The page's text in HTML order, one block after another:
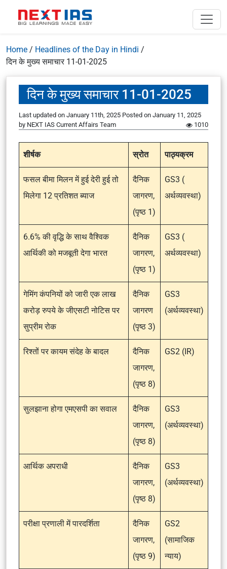
Home / Headlines of the Day in Hindi /
दिन के मुख्य समाचार 11-01-2025
दिन के मुख्य समाचार 11-01-2025
Last updated on January 11th, 2025 Posted on January 11, 2025
by NEXT IAS Current Affairs Team 1010
शीर्षक स्रोत पाठ्यक्रम
फसल बीमा मिलन में हुई देरी हुई तो
मिलेगा 12 प्रतिशत ब्याज
दैनिक
जागरण,
(पृष्ठ 1)
GS3 (
अर्थव्यवस्था)
6.6% की वृद्धि के साथ वैश्विक
आर्थिकी को मजबूती देगा भारत
दैनिक
जागरण,
(पृष्ठ 1)
GS3 (
अर्थव्यवस्था)
गेमिंग कंपनियों को जारी एक लाख
करोड़ रुपये के जीएसटी नोटिस पर
सुप्रीम रोक
दैनिक
जागरण
(पृष्ठ 3)
GS3
(अर्थव्यवस्था)
रिश्तों पर कायम संदेह के बादल
दैनिक
जागरण,
(पृष्ठ 8)
GS2 (IR)
सुलझाना होगा एमएसपी का सवाल
दैनिक
जागरण,
(पृष्ठ 8)
GS3
(अर्थव्यवस्था)
आर्थिक अपराधी
दैनिक
जागरण,
(पृष्ठ 8)
GS3
(अर्थव्यवस्था)
परीक्षा प्रणाली में पारदर्शिता
दैनिक
जागरण,
(पृष्ठ 9)
GS2
(सामाजिक
न्याय)